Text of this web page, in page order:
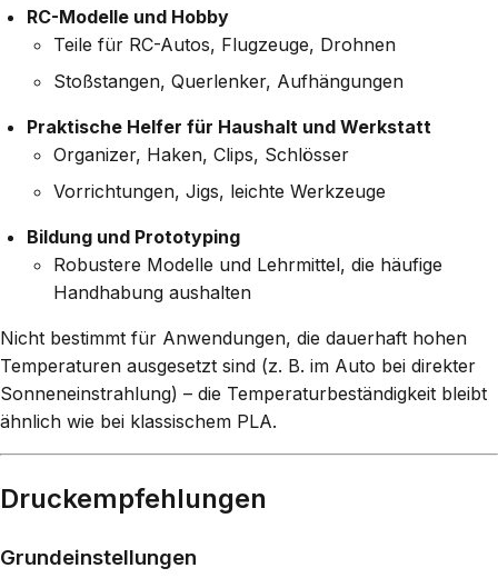
RC-Modelle und Hobby
Teile für RC-Autos, Flugzeuge, Drohnen
Stoßstangen, Querlenker, Aufhängungen
Praktische Helfer für Haushalt und Werkstatt
Organizer, Haken, Clips, Schlösser
Vorrichtungen, Jigs, leichte Werkzeuge
Bildung und Prototyping
Robustere Modelle und Lehrmittel, die häufige
Handhabung aushalten
Nicht bestimmt für Anwendungen, die dauerhaft hohen
Temperaturen ausgesetzt sind (z. B. im Auto bei direkter
Sonneneinstrahlung) – die Temperaturbeständigkeit bleibt
ähnlich wie bei klassischem PLA.
Druckempfehlungen
Grundeinstellungen